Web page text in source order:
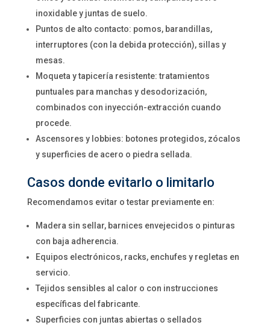
inoxidable y juntas de suelo.
Puntos de alto contacto: pomos, barandillas,
interruptores (con la debida protección), sillas y
mesas.
Moqueta y tapicería resistente: tratamientos
puntuales para manchas y desodorización,
combinados con inyección-extracción cuando
procede.
Ascensores y lobbies: botones protegidos, zócalos
y superficies de acero o piedra sellada.
Casos donde evitarlo o limitarlo
Recomendamos evitar o testar previamente en:
Madera sin sellar, barnices envejecidos o pinturas
con baja adherencia.
Equipos electrónicos, racks, enchufes y regletas en
servicio.
Tejidos sensibles al calor o con instrucciones
específicas del fabricante.
Superficies con juntas abiertas o sellados